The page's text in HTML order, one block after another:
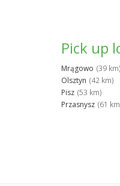
Pick up
Mrągowo (39 km)
Olsztyn (42 km)
Pisz (53 km)
Przasnysz (61